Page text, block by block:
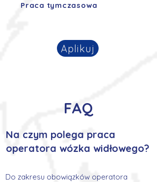
Praca tymczasowa
Aplikuj
FAQ
Na czym polega praca
operatora wózka widłowego?
Do zakresu obowiązków operatora